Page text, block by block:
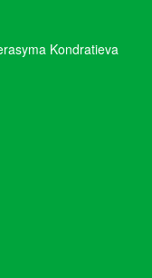
Kondratieva